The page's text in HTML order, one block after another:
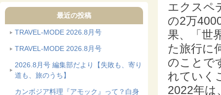
最近の投稿
TRAVEL-MODE 2026.8月号
TRAVEL-MODE 2026.8月号
2026.8月号 編集部だより【失敗も、寄り
道も、旅のうち】
カンボジア料理『アモック』って？白身
エクスペ
の2万
果、「世
た旅行に
のことで
れていく
2022年は